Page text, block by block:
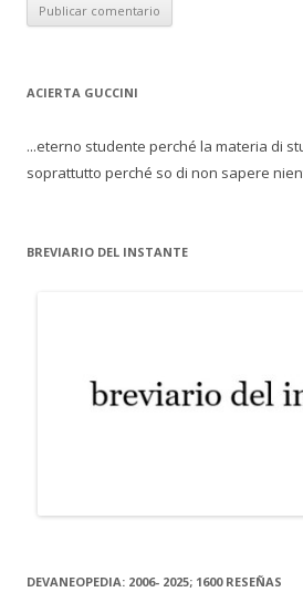
ACIERTA GUCCINI
...eterno studente perché la materia di
soprattutto perché so di non sapere
BREVIARIO DEL INSTANTE
DEVANEOPEDIA: 2006- 2025; 1600 RESEÑAS